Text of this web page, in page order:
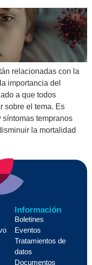
relacionadas con la
importancia del
a que todos
sobre el tema. Es
tempranos
la mortalidad
Información
Boletines
Eventos
Tratamientos de
datos
Documentos